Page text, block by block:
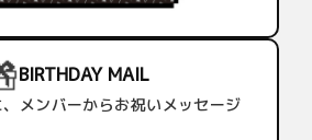
BIRTHDAY MAIL
メンバーからお祝いメッセージ